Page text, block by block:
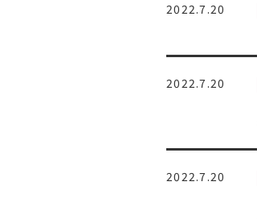
2022.7.20
2022.7.20
2022.7.20